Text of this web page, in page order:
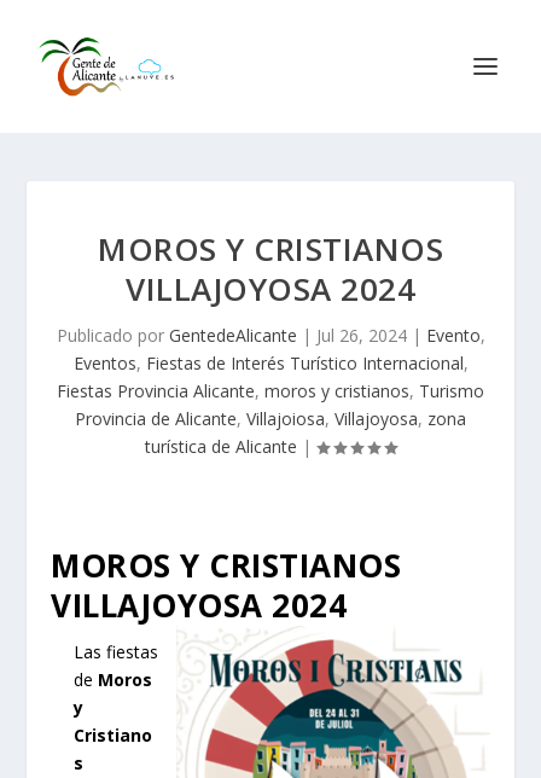
MOROS Y CRISTIANOS
VILLAJOYOSA 2024
Publicado por GentedeAlicante | Jul 26, 2024| Evento,
Eventos, Fiestas de Interés Turístico Internacional,
Fiestas Provincia Alicante, moros y cristianos, Turismo
Provincia de Alicante, Villajoiosa, Villajoyosa, zona
turística de Alicante |
MOROS Y CRISTIANOS
VILLAJOYOSA 2024
Las fiestas
de Moros
y
Cristiano
s